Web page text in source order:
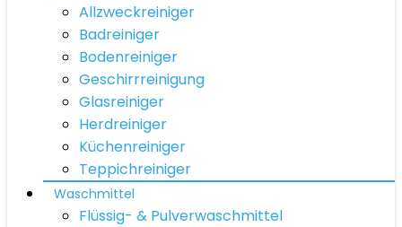
Allzweckreiniger
Badreiniger
Bodenreiniger
Geschirrreinigung
Glasreiniger
Herdreiniger
Küchenreiniger
Teppichreiniger
Waschmittel
Flüssig- & Pulverwaschmittel